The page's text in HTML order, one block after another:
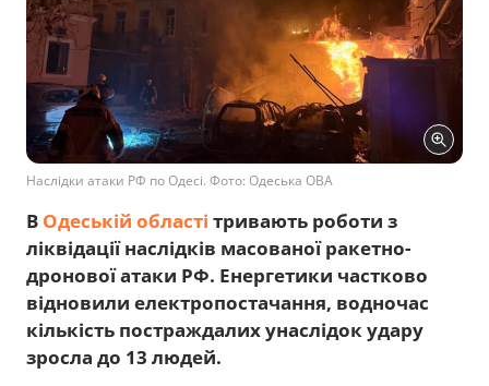
Наслідки атаки РФ по Одесі. Фото: Одеська ОВА
В Одеській області тривають роботи з
ліквідації наслідків масованої ракетно-
дронової атаки РФ. Енергетики частково
відновили електропостачання, водночас
кількість постраждалих унаслідок удару
зросла до 13 людей.